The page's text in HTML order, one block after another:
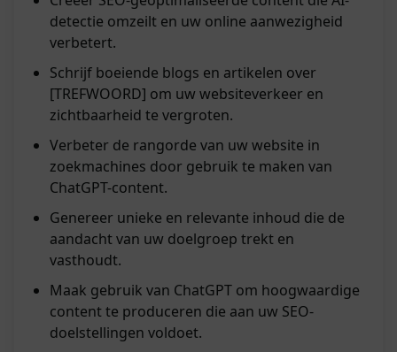
detectie omzeilt en uw online aanwezigheid
verbetert.
Schrijf boeiende blogs en artikelen over
[TREFWOORD] om uw websiteverkeer en
zichtbaarheid te vergroten.
Verbeter de rangorde van uw website in
zoekmachines door gebruik te maken van
ChatGPT-content.
Genereer unieke en relevante inhoud die de
aandacht van uw doelgroep trekt en
vasthoudt.
Maak gebruik van ChatGPT om hoogwaardige
content te produceren die aan uw SEO-
doelstellingen voldoet.